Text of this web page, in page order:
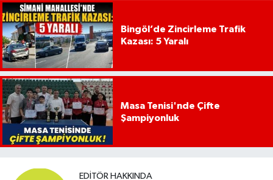
Bingöl’de Zincirleme Trafik
Kazası: 5 Yaralı
Masa Tenisi'nde Çifte
Şampiyonluk
EDITÖR HAKKINDA